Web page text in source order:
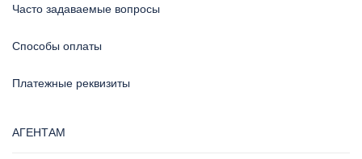
Часто задаваемые вопросы
Способы оплаты
Платежные реквизиты
АГЕНТАМ